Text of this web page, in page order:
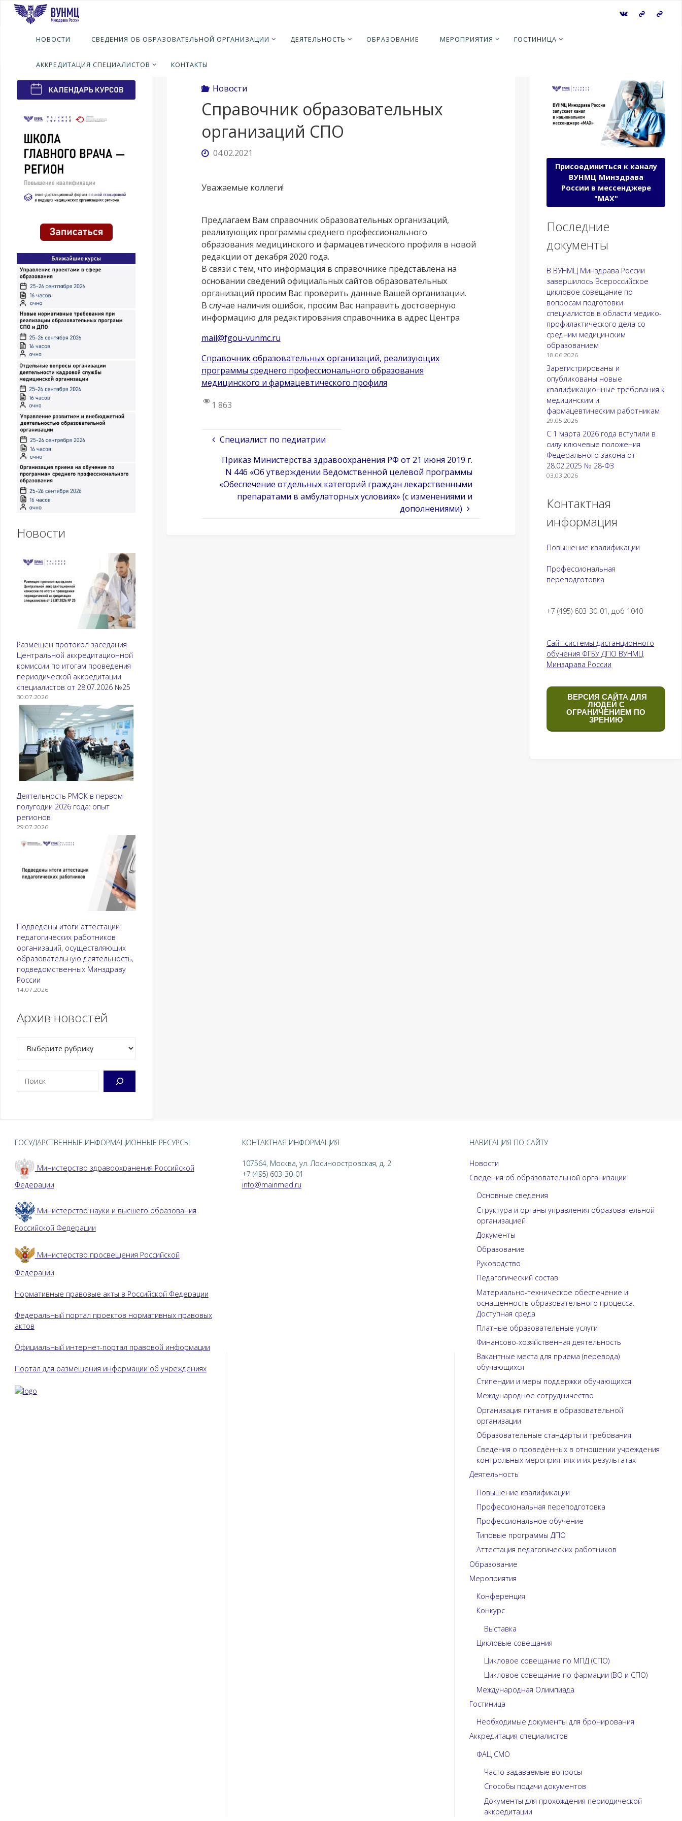
Перейти
НОВОСТИ СВЕДЕНИЯ ОБ ОБРАЗОВАТЕЛЬНОЙ ОРГАНИЗАЦИИ ДЕЯТЕЛЬНОСТЬ ОБРАЗОВАНИЕ МЕРОПРИЯТИЯ ГОСТИНИЦА
АККРЕДИТАЦИЯ СПЕЦИАЛИСТОВ КОНТАКТЫ
ГлавнаяНовости Справочник образовательных организаций СПО
Новости
Справочник образовательных
организаций СПО
04.02.2021
Уважаемые коллеги!
Предлагаем Вам справочник образовательных организаций,
реализующих программы среднего профессионального
образования медицинского и фармацевтического профиля в новой
редакции от декабря 2020 года.
В связи с тем, что информация в справочнике представлена на
основании сведений официальных сайтов образовательных
организаций просим Вас проверить данные Вашей организации.
В случае наличия ошибок, просим Вас направить достоверную
информацию для редактирования справочника в адрес Центра
mail@fgou-vunmc.ru
Справочник образовательных организаций, реализующих
программы среднего профессионального образования
медицинского и фармацевтического профиля
1 863
Специалист по педиатрии
Приказ Министерства здравоохранения РФ от 21 июня 2019 г.
N 446 «Об утверждении Ведомственной целевой программы
«Обеспечение отдельных категорий граждан лекарственными
препаратами в амбулаторных условиях» (с изменениями и
дополнениями)
Новости
Размещен протокол заседания
Центральной аккредитационной
комиссии по итогам проведения
периодической аккредитации
специалистов от 28.07.2026 №25
30.07.2026
Деятельность РМОК в первом
полугодии 2026 года: опыт
регионов
29.07.2026
Подведены итоги аттестации
педагогических работников
организаций, осуществляющих
образовательную деятельность,
подведомственных Минздраву
России
14.07.2026
Архив новостей
Присоединиться к каналу
ВУНМЦ Минздрава
России в мессенджере
"МАХ"
Последние
документы
В ВУНМЦ Минздрава России
завершилось Всероссийское
цикловое совещание по
вопросам подготовки
специалистов в области медико-
профилактического дела со
средним медицинским
образованием
18.06.2026
Зарегистрированы и
опубликованы новые
квалификационные требования к
медицинским и
фармацевтическим работникам
29.05.2026
С 1 марта 2026 года вступили в
силу ключевые положения
Федерального закона от
28.02.2025 № 28-ФЗ
03.03.2026
Контактная
информация
Повышение квалификации
Профессиональная
переподготовка
+7 (495) 603-30-01, доб 1040
Сайт системы дистанционного
обучения ФГБУ ДПО ВУНМЦ
Минздрава России
ВЕРСИЯ САЙТА ДЛЯ
ЛЮДЕЙ С
ОГРАНИЧЕНИЕМ ПО
ЗРЕНИЮ
ГОСУДАРСТВЕННЫЕ ИНФОРМАЦИОННЫЕ РЕСУРСЫ
Министерство здравоохранения Российской
Федерации
Министерство науки и высшего образования
Российской Федерации
Министерство просвещения Российской
Федерации
Нормативные правовые акты в Российской Федерации
Федеральный портал проектов нормативных правовых
актов
Официальный интернет-портал правовой информации
Портал для размещения информации об учреждениях
КОНТАКТНАЯ ИНФОРМАЦИЯ
107564, Москва, ул. Лосиноостровская, д. 2
+7 (495) 603-30-01
info@mainmed.ru
НАВИГАЦИЯ ПО САЙТУ
Новости
Сведения об образовательной организации
Основные сведения
Структура и органы управления образовательной
организацией
Документы
Образование
Руководство
Педагогический состав
Материально-техническое обеспечение и
оснащенность образовательного процесса.
Доступная среда
Платные образовательные услуги
Финансово-хозяйственная деятельность
Вакантные места для приема (перевода)
обучающихся
Стипендии и меры поддержки обучающихся
Международное сотрудничество
Организация питания в образовательной
организации
Образовательные стандарты и требования
Сведения о проведённых в отношении учреждения
контрольных мероприятиях и их результатах
Деятельность
Повышение квалификации
Профессиональная переподготовка
Профессиональное обучение
Типовые программы ДПО
Аттестация педагогических работников
Образование
Мероприятия
Конференция
Конкурс
Выставка
Цикловые совещания
Цикловое совещание по МПД (СПО)
Цикловое совещание по фармации (ВО и СПО)
Международная Олимпиада
Гостиница
Необходимые документы для бронирования
Аккредитация специалистов
ФАЦ СМО
Часто задаваемые вопросы
Способы подачи документов
Документы для прохождения периодической
аккредитации